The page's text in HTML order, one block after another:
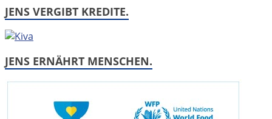
JENS VERGIBT KREDITE.
JENS ERNÄHRT MENSCHEN.